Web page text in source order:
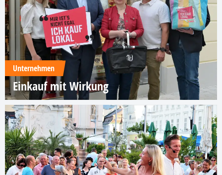
Unternehmen
Einkauf mit Wirkung